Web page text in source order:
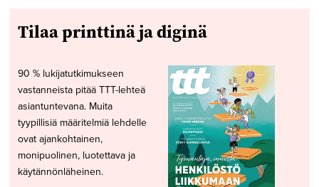
Tilaa printtinä ja diginä
90 % lukijatutkimukseen
vastanneista pitää TTT-lehteä
asiantuntevana. Muita
tyypillisiä määritelmiä lehdelle
ovat ajankohtainen,
monipuolinen, luotettava ja
käytännönläheinen.